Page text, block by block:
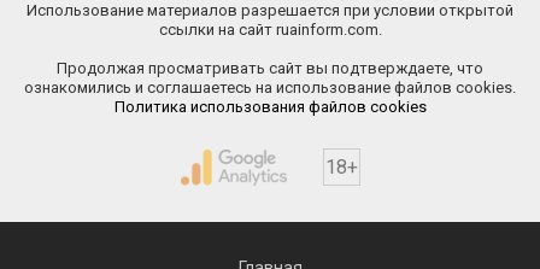
Использование материалов разрешается при условии открытой
ссылки на сайт ruainform.com.
Продолжая просматривать сайт вы подтверждаете, что
ознакомились и соглашаетесь на использование файлов cookies.
Политика использования файлов cookies
18+